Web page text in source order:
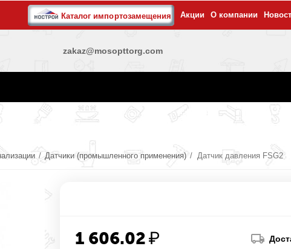
Каталог импортозамещения Акции О компании
zakaz@mosopttorg.com
/ Датчики (промышленного применения) / Датчик давления FSG2
1 606.02₽